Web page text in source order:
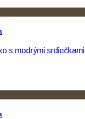
s modrými srdiečkami